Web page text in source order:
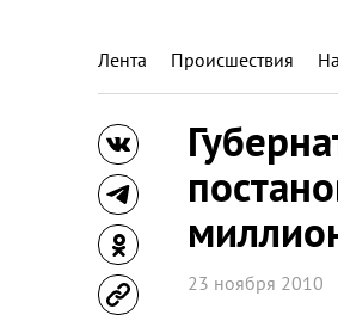
Лента Происшествия
23 ноября 2010